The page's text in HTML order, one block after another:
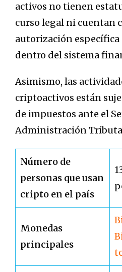
activos no tienen
curso legal ni cuentan
autorización específica
dentro del sistema
Asimismo, las
criptoactivos están
de impuestos ante el
Administración
Número de
personas que usan
cripto en el país
Monedas
principales